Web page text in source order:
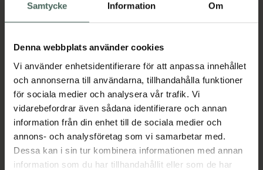
Samtycke Information Om
Denna webbplats använder cookies
Vi använder enhetsidentifierare för att anpassa innehållet
och annonserna till användarna, tillhandahålla funktioner
för sociala medier och analysera vår trafik. Vi
vidarebefordrar även sådana identifierare och annan
information från din enhet till de sociala medier och
annons- och analysföretag som vi samarbetar med.
Dessa kan i sin tur kombinera informationen med annan
information som du har tillhandahållit eller som de har
Köp via ditt recept
Aktuella erbjudanden
Beskrivning Dölj
Läs alltid bipacksedeln innan
användning.